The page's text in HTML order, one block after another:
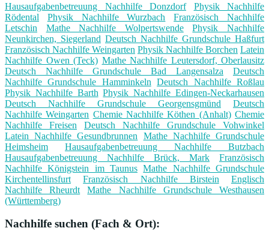
Hausaufgabenbetreuung Nachhilfe Donzdorf
Physik Nachhilfe
Rödental
Physik Nachhilfe Wurzbach
Französisch Nachhilfe
Letschin
Mathe Nachhilfe Wolpertswende
Physik Nachhilfe
Neunkirchen, Siegerland Deutsch Nachhilfe Grundschule Haßfurt
Französisch Nachhilfe Weingarten Physik Nachhilfe Borchen Latein
Nachhilfe Owen (Teck) Mathe Nachhilfe Leutersdorf, Oberlausitz
Deutsch Nachhilfe Grundschule Bad Langensalza
Deutsch
Nachhilfe Grundschule Hamminkeln
Deutsch Nachhilfe Roßlau
Physik Nachhilfe Barth Physik Nachhilfe Edingen-Neckarhausen
Deutsch Nachhilfe Grundschule Georgensgmünd
Deutsch
Nachhilfe Weingarten Chemie Nachhilfe Köthen (Anhalt) Chemie
Nachhilfe Freisen
Deutsch Nachhilfe Grundschule Vohwinkel
Latein Nachhilfe Gesundbrunnen
Mathe Nachhilfe Grundschule
Heimsheim
Hausaufgabenbetreuung Nachhilfe Butzbach
Hausaufgabenbetreuung Nachhilfe Brück, Mark
Französisch
Nachhilfe Königstein im Taunus Mathe Nachhilfe Grundschule
Kirchentellinsfurt
Französisch Nachhilfe Birstein
Englisch
Nachhilfe Rheurdt
Mathe Nachhilfe Grundschule Westhausen
(Württemberg)
Nachhilfe suchen (Fach & Ort):